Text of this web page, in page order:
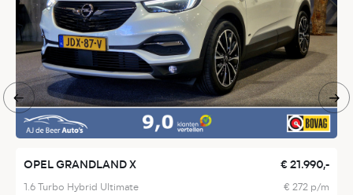
OPEL GRANDLAND X
1.6 Turbo Hybrid Ultimate
€ 21.990,-
€ 272 p/m